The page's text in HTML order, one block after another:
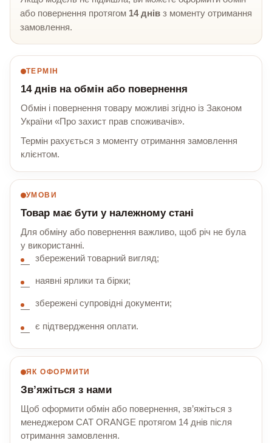
або повернення протягом 14 днів з моменту отримання
замовлення.
ТЕРМІН
14 днів на обмін або повернення
Обмін і повернення товару можливі згідно із Законом
України «Про захист прав споживачів».
Термін рахується з моменту отримання замовлення
клієнтом.
УМОВИ
Товар має бути у належному стані
Для обміну або повернення важливо, щоб річ не була
у використанні.
збережений товарний вигляд;
наявні ярлики та бірки;
збережені супровідні документи;
є підтвердження оплати.
ЯК ОФОРМИТИ
Зв’яжіться з нами
Щоб оформити обмін або повернення, зв’яжіться з
менеджером CAT ORANGE протягом 14 днів після
отримання замовлення.